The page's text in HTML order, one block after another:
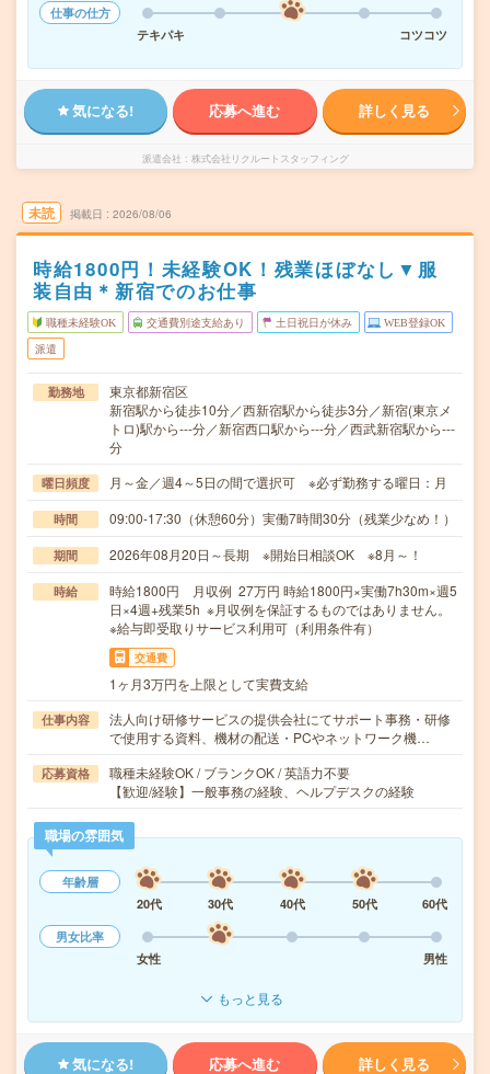
仕事の仕方
テキパキ
コツコツ
気になる! 応募へ進む 詳しく見る
派遣会社 株式会社リクルートスタッフィング
未読 掲載日 2026/08/06
時給1800円！未経験OK！残業ほぼなし▼服
装自由＊新宿でのお仕事
職種未経験OK 交通費別途支給あり 土日祝日が休み WEB登録OK
派遣
勤務地
東京都新宿区
新宿駅から徒歩10分／西新宿駅から徒歩3分／新宿(東京メ
トロ)駅から---分／新宿西口駅から---分／西武新宿駅から---
分
曜日頻度 月～金／週4～5日の間で選択可 ※必ず勤務する曜日：月
時間 09:00-17:30（休憩60分）実働7時間30分（残業少なめ！）
期間 2026年08月20日～長期 ※開始日相談OK ※8月～！
時給
時給1800円 月収例 27万円 時給1800円×実働7h30m×週5
日×4週+残業5h ※月収例を保証するものではありません。
※給与即受取りサービス利用可（利用条件有）
交通費
1ヶ月3万円を上限として実費支給
仕事内容
法人向け研修サービスの提供会社にてサポート事務・研修
で使用する資料、機材の配送・PCやネットワーク機…
応募資格
職種未経験OK / ブランクOK / 英語力不要
【歓迎/経験】一般事務の経験、ヘルプデスクの経験
職場の雰囲気
年齢層
20代
30代 40代 50代
60代
男女比率
女性
男性
もっと見る
気になる! 応募へ進む 詳しく見る